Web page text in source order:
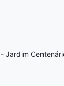
- Jardim